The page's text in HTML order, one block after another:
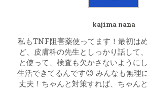
kajima nana
私もTNF阻害薬使ってます！最初は
ど、皮膚科の先生としっかり話して
と使って、検査も欠かさないように
生活できてるんです😊 みんなも無理
丈夫！ちゃんと対策すれば、ちゃん